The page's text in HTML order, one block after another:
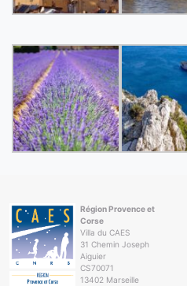
Région Provence et
Corse
Villa du CAES
31 Chemin Joseph
Aiguier
CS70071
13402 Marseille